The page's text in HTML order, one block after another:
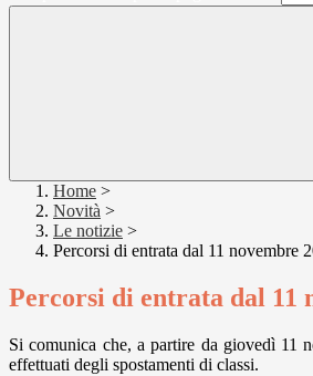
Home >
Novità >
Le notizie >
Percorsi di entrata dal 11 novembre
Percorsi di entrata dal 11
Si comunica che, a partire da giovedì 11
effettuati degli spostamenti di classi.